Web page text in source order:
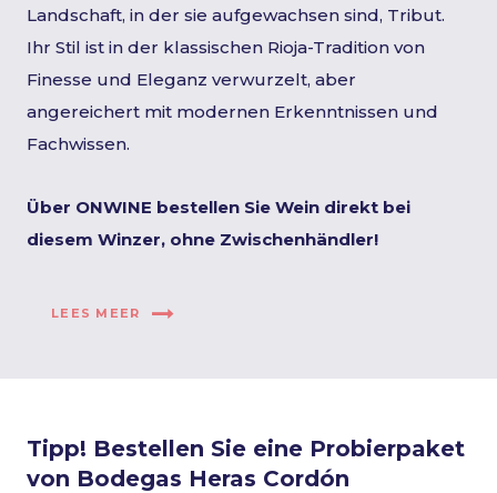
Landschaft, in der sie aufgewachsen sind, Tribut.
Ihr Stil ist in der klassischen Rioja-Tradition von
Finesse und Eleganz verwurzelt, aber
angereichert mit modernen Erkenntnissen und
Fachwissen.
Über ONWINE bestellen Sie Wein direkt bei
diesem Winzer, ohne Zwischenhändler!
LEES MEER
Tipp! Bestellen Sie eine Probierpaket
von Bodegas Heras Cordón